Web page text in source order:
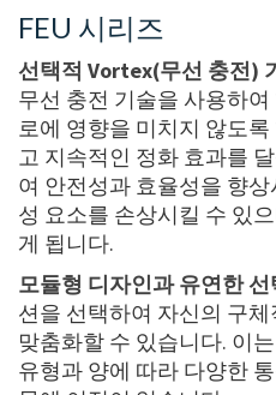
FEU 시리즈
선택적 Vortex(무선 충전)
무선 충전 기술을 사용하
로에 영향을 미치지 않도
고 지속적인 정화 효과를
여 안전성과 효율성을 향
성 요소를 손상시킬 수 있
게 됩니다.
모듈형 디자인과 유연한 선
션을 선택하여 자신의 구
맞춤화할 수 있습니다. 이
유형과 양에 따라 다양한